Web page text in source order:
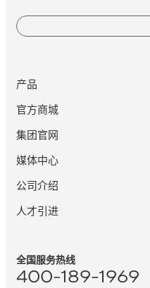
产品
官方商城
集团官网
媒体中心
公司介绍
人才引进
全国服务热线
400-189-1969